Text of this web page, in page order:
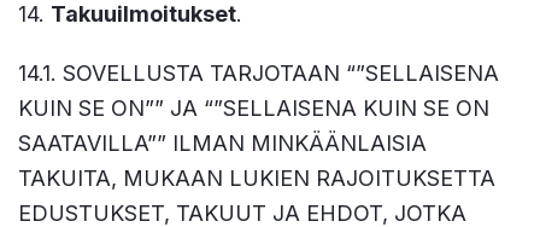
14. Takuuilmoitukset.
14.1. SOVELLUSTA TARJOTAAN “”SELLAISENA
KUIN SE ON”” JA “”SELLAISENA KUIN SE ON
SAATAVILLA”” ILMAN MINKÄÄNLAISIA
TAKUITA, MUKAAN LUKIEN RAJOITUKSETTA
EDUSTUKSET, TAKUUT JA EHDOT, JOTKA